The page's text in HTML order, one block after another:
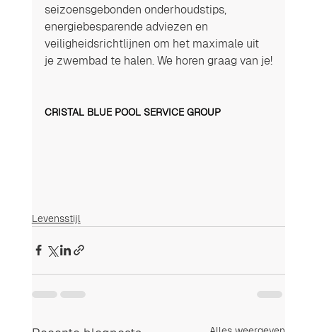
seizoensgebonden onderhoudstips,
energiebesparende adviezen en
veiligheidsrichtlijnen om het maximale uit
je zwembad te halen. We horen graag van je!
CRISTAL BLUE POOL SERVICE GROUP
Levensstijl